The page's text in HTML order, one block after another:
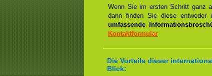
Wenn Sie im ersten Schritt ganz
dann finden Sie diese entweder
umfassende
Kontaktformular
Die Vorteile dieser
Blick: